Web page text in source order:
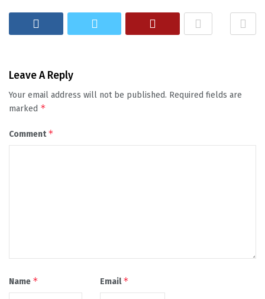
Leave A Reply
Your email address will not be published. Required fields are
marked *
Comment*
Name * Email*